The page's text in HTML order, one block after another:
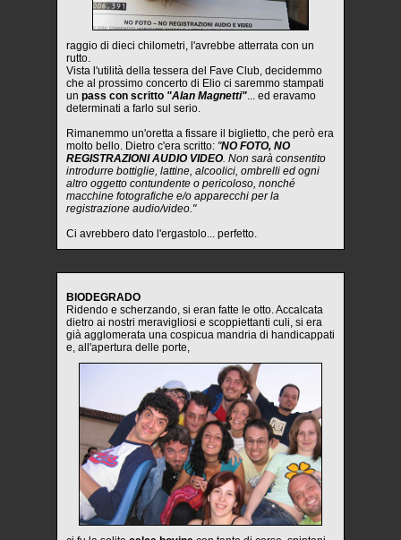
raggio di dieci chilometri, l'avrebbe atterrata con un
rutto.
Vista l'utilità della tessera del Fave Club, decidemmo
che al prossimo concerto di Elio ci saremmo stampati
un pass con scritto "Alan Magnetti"... ed eravamo
determinati a farlo sul serio.
Rimanemmo un'oretta a fissare il biglietto, che però era
molto bello. Dietro c'era scritto: "NO FOTO, NO
REGISTRAZIONI AUDIO VIDEO. Non sarà consentito
introdurre bottiglie, lattine, alcoolici, ombrelli ed ogni
altro oggetto contundente o pericoloso, nonché
macchine fotografiche e/o apparecchi per la
registrazione audio/video."
Ci avrebbero dato l'ergastolo... perfetto.
BIODEGRADO
Ridendo e scherzando, si eran fatte le otto. Accalcata
dietro ai nostri meravigliosi e scoppiettanti culi, si era
già agglomerata una cospicua mandria di handicappati
e, all'apertura delle porte,